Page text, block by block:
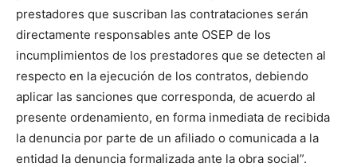
prestadores que suscriban las contrataciones serán
directamente responsables ante OSEP de los
incumplimientos de los prestadores que se detecten al
respecto en la ejecución de los contratos, debiendo
aplicar las sanciones que corresponda, de acuerdo al
presente ordenamiento, en forma inmediata de recibida
la denuncia por parte de un afiliado o comunicada a la
entidad la denuncia formalizada ante la obra social”.